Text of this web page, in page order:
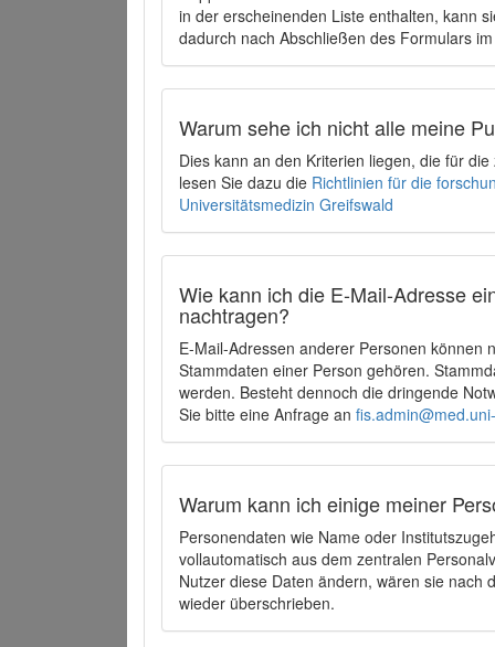
in der erscheinenden Liste enthalten, kann
dadurch nach Abschließen des Formulars
Warum sehe ich nicht alle meine
Dies kann an den Kriterien liegen, die für
lesen Sie dazu die Richtlinien für die
Universitätsmedizin Greifswald
Wie kann ich die E-Mail-Adresse
nachtragen?
E-Mail-Adressen anderer Personen können
Stammdaten einer Person gehören.
werden. Besteht dennoch die dringende
Sie bitte eine Anfrage an
Warum kann ich einige meiner
Personendaten wie Name oder
vollautomatisch aus dem zentralen
Nutzer diese Daten ändern, wären sie
wieder überschrieben.